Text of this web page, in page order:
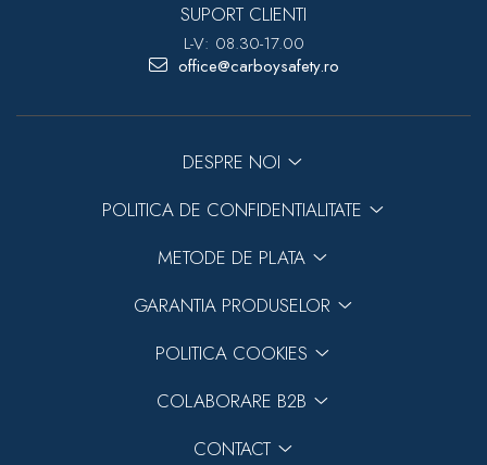
SUPORT CLIENTI
L-V: 08.30-17.00
office@carboysafety.ro
DESPRE NOI
POLITICA DE CONFIDENTIALITATE
METODE DE PLATA
GARANTIA PRODUSELOR
POLITICA COOKIES
COLABORARE B2B
CONTACT